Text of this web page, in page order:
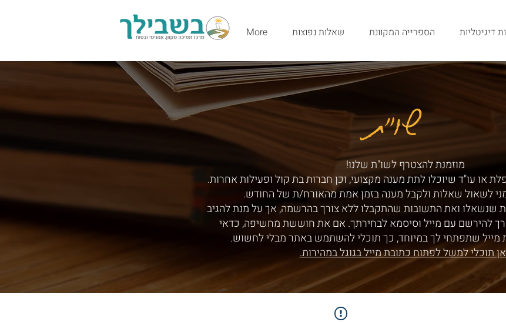
דיגיטליות הספרייה המקוונת שאלות נפוצות More
שו"ת
שו"ת
מוזמנת להצטרף לשו"ת שלנו!
או עו"ד שיוכלו לתת מענה מקצועי, וכן חברות בת קול ופעילות אחרות.
לשאול שאלות ולקבל מענה בזמן אמת מהאורח/ת של החודש.
שנשאלו ואת התשובות שהתקבלו ללא צורך בהרשמה, אך על מנת להגיב
להירשם עם מייל וסיסמא לבחירתך. אם את חוששת מחשיפה, כדאי
מייל שתפתחי לך במיוחד, כך תוכלי להשתמש באתר מבלי לחשוש.
תוכלי למשל לפתוח כתובת מייל בגוגל במהירות.